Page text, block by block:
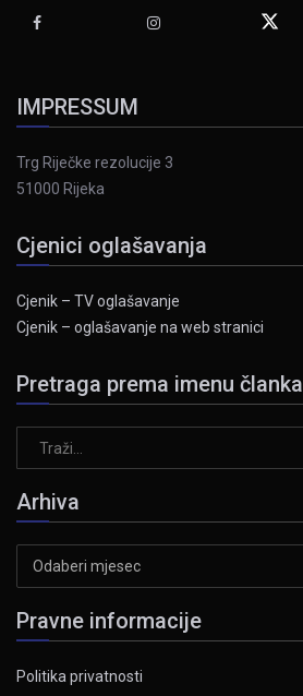
IMPRESSUM
Trg Riječke rezolucije 3
51000 Rijeka
Cjenici oglašavanja
Cjenik – TV oglašavanje
Cjenik – oglašavanje na web stranici
Pretraga prema imenu članka
Arhiva
Pravne informacije
Politika privatnosti